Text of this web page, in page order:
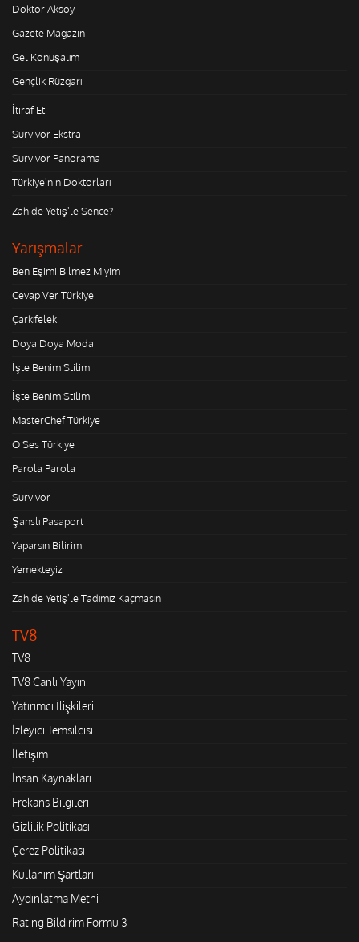
Doktor Aksoy
Gazete Magazin
Gel Konuşalım
Gençlik Rüzgarı
İtiraf Et
Survivor Ekstra
Survivor Panorama
Türkiye'nin Doktorları
Zahide Yetiş'le Sence?
Yarışmalar
Ben Eşimi Bilmez Miyim
Cevap Ver Türkiye
Çarkıfelek
Doya Doya Moda
İşte Benim Stilim
İşte Benim Stilim
MasterChef Türkiye
O Ses Türkiye
Parola Parola
Survivor
Şanslı Pasaport
Yaparsın Bilirim
Yemekteyiz
Zahide Yetiş'le Tadımız Kaçmasın
TV8
TV8
TV8 Canlı Yayın
Yatırımcı İlişkileri
İzleyici Temsilcisi
İletişim
İnsan Kaynakları
Frekans Bilgileri
Gizlilik Politikası
Çerez Politikası
Kullanım Şartları
Aydınlatma Metni
Rating Bildirim Formu 3